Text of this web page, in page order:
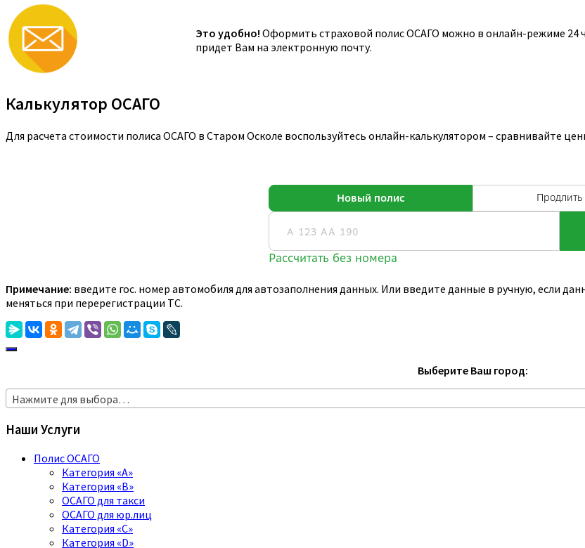
Это удобно! Оформить страховой полис ОСАГО можно в онлайн-режиме 24
придет Вам на электронную почту.
Калькулятор ОСАГО
Для расчета стоимости полиса ОСАГО в Старом Осколе воспользуйтесь онлайн-калькулятором – сравнивайте
Примечание: введите гос. номер автомобиля для автозаполнения данных. Или введите данные в ручную, если
меняться при перерегистрации ТС.
Выберите Ваш город:
Нажмите для выбора…
Наши Услуги
Полис ОСАГО
Категория «A»
Категория «B»
ОСАГО для такси
ОСАГО для юр.лиц
Категория «C»
Категория «D»